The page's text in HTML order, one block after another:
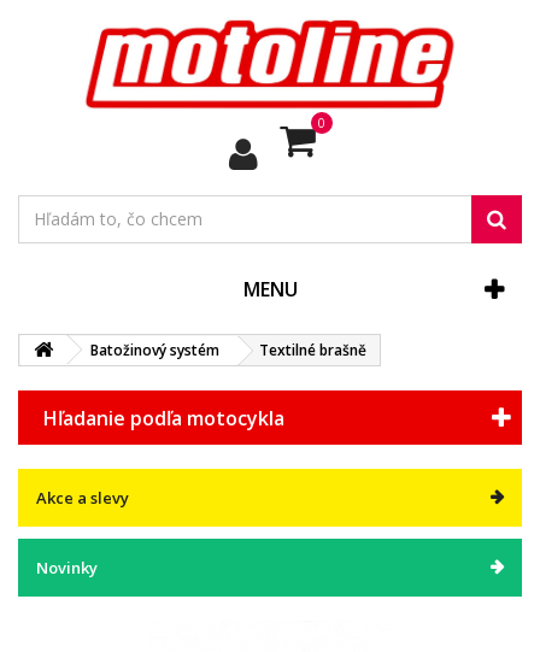
0
MENU
Batožinový systém Textilné brašně
Hľadanie podľa motocykla
Akce a slevy
Novinky